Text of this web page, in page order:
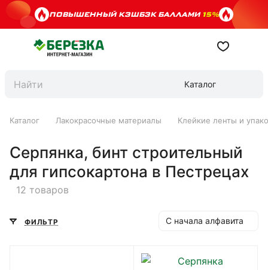
ПОВЫШЕННЫЙ КЭШБЭК БАЛЛАМИ15%
Каталог
Каталог Лакокрасочные материалы Клейкие ленты и
Серпянка, бинт строительный
для гипсокартона в Пестрецах
12 товаров
ФИЛЬТР С начала алфавита